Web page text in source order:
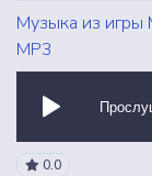
Музыка из игры
MP3
0.0